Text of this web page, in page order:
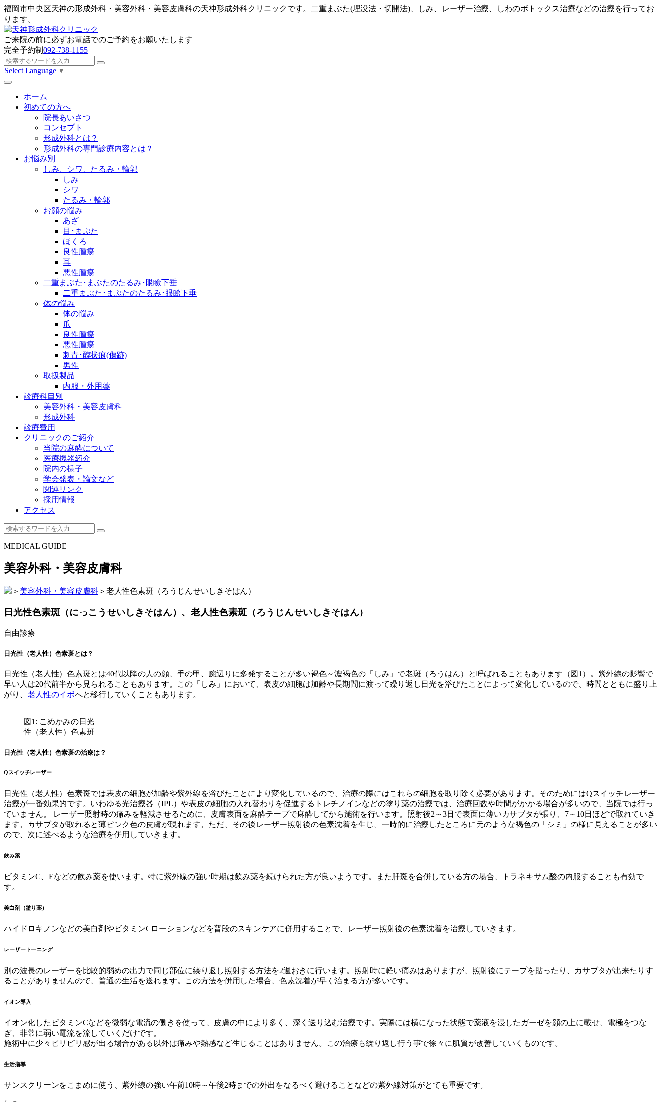
福岡市中央区天神の形成外科・美容外科・美容皮膚科の天神形成外科クリニックです。二重まぶた(埋没法・切開法)、しみ、レーザー治療、しわのボトックス治療などの治療を行ってお
ります。
ご来院の前に必ずお電話でのご予約をお願いたします
完全予約制 092-738-1155
Select Language ▼
ホーム
初めての方へ
院長あいさつ
コンセプト
形成外科とは？
形成外科の専門診療内容とは？
お悩み別
しみ、シワ、たるみ・輪郭
しみ
シワ
たるみ・輪郭
お顔の悩み
あざ
目･まぶた
ほくろ
良性腫瘍
耳
悪性腫瘍
二重まぶた･まぶたのたるみ･眼瞼下垂
二重まぶた･まぶたのたるみ･眼瞼下垂
体の悩み
体の悩み
爪
良性腫瘍
悪性腫瘍
刺青･醜状痕(傷跡)
男性
取扱製品
内服・外用薬
診療科目別
美容外科・美容皮膚科
形成外科
診療費用
クリニックのご紹介
当院の麻酔について
医療機器紹介
院内の様子
学会発表・論文など
関連リンク
採用情報
アクセス
MEDICAL GUIDE
美容外科・美容皮膚科
＞ 美容外科・美容皮膚科 ＞ 老人性色素斑（ろうじんせいしきそはん）
日光性色素斑（にっこうせいしきそはん）、老人性色素斑（ろうじんせいしきそはん）
自由診療
日光性（老人性）色素斑とは？
日光性（老人性）色素斑とは40代以降の人の顔、手の甲、腕辺りに多発することが多い褐色～濃褐色の「しみ」で老斑（ろうはん）と呼ばれることもあります（図1）。紫外線の影響で
早い人は20代前半から見られることもあります。この「しみ」において、表皮の細胞は加齢や長期間に渡って繰り返し日光を浴びたことによって変化しているので、時間とともに盛り上
がり、 老人性のイボへと移行していくこともあります。
図1: こめかみの日光
性（老人性）色素斑
日光性（老人性）色素斑の治療は？
Qスイッチレーザー
日光性（老人性）色素斑では表皮の細胞が加齢や紫外線を浴びたことにより変化しているので、治療の際にはこれらの細胞を取り除く必要があります。そのためにはQスイッチレーザー
治療が一番効果的です。いわゆる光治療器（IPL）や表皮の細胞の入れ替わりを促進するトレチノインなどの塗り薬の治療では、治療回数や時間がかかる場合が多いので、当院では行っ
ていません。 レーザー照射時の痛みを軽減させるために、皮膚表面を麻酔テープで麻酔してから施術を行います。照射後2～3日で表面に薄いカサブタが張り、7～10日ほどで取れていき
ます。カサブタが取れると薄ピンク色の皮膚が現れます。ただ、その後レーザー照射後の色素沈着を生じ、一時的に治療したところに元のような褐色の「シミ」の様に見えることが多い
ので、次に述べるような治療を併用していきます。
飲み薬
ビタミンC、Eなどの飲み薬を使います。特に紫外線の強い時期は飲み薬を続けられた方が良いようです。また肝斑を合併している方の場合、トラネキサム酸の内服することも有効で
す。
美白剤（塗り薬）
ハイドロキノンなどの美白剤やビタミンCローションなどを普段のスキンケアに併用することで、レーザー照射後の色素沈着を治療していきます。
レーザートーニング
別の波長のレーザーを比較的弱めの出力で同じ部位に繰り返し照射する方法を2週おきに行います。照射時に軽い痛みはありますが、照射後にテープを貼ったり、カサブタが出来たりす
ることがありませんので、普通の生活を送れます。この方法を併用した場合、色素沈着が早く治まる方が多いです。
イオン導入
イオン化したビタミンCなどを微弱な電流の働きを使って、皮膚の中により多く、深く送り込む治療です。実際には横になった状態で薬液を浸したガーゼを顔の上に載せ、電極をつな
ぎ、非常に弱い電流を流していくだけです。
施術中に少々ピリピリ感が出る場合がある以外は痛みや熱感など生じることはありません。この治療も繰り返し行う事で徐々に肌質が改善していくものです。
生活指導
サンスクリーンをこまめに使う、紫外線の強い午前10時～午後2時までの外出をなるべく避けることなどの紫外線対策がとても重要です。